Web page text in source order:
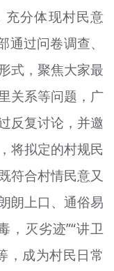
+
充分体现村民意
通过问卷调查、
式，聚焦大家最
关系等问题，广
反复讨论，并邀
将拟定的村规民
符合村情民意又
朗上口、通俗易
，灭劣迹”“讲卫
，成为村民日常